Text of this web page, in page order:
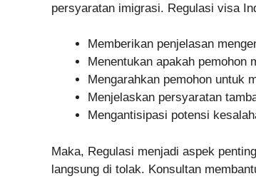
persyaratan imigrasi. Regulasi visa
Memberikan penjelasan
Menentukan apakah pemohon
Mengarahkan pemohon untuk
Menjelaskan persyaratan
Mengantisipasi potensi
Maka, Regulasi menjadi aspek
langsung di tolak. Konsultan